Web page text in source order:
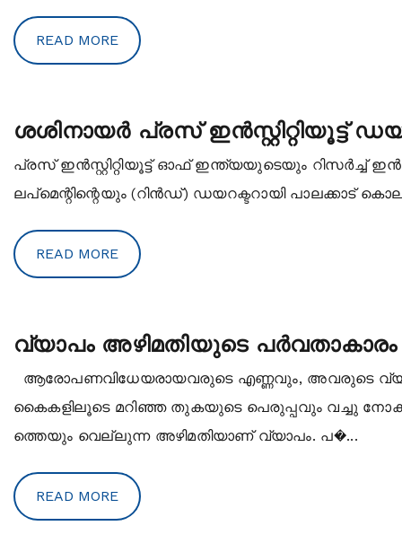
READ MORE
ശശിനായര്‍ പ്രസ് ഇന്‍സ്റ്റിറ്റിയൂട്ട്
പ്രസ് ഇന്‍സ്റ്റിറ്റിയൂട്ട് ഓഫ് ഇന്ത്യയുടെയും റിസര്‍ച്ച്
ലപ്‌മെന്റിന്റെയും (റിന്‍ഡ്) ഡയറക്ടറായി പാലക്കാട്
READ MORE
വ്യാപം അഴിമതിയുടെ പര്‍വതാകാരം
ആരോപണവിധേയരായവരുടെ എണ്ണവും, അവരുടെ
കൈകളിലൂടെ മറിഞ്ഞ തുകയുടെ പെരുപ്പവും വച്ചു
ത്തെയും വെല്ലുന്ന അഴിമതിയാണ് വ്യാപം. പ�...
READ MORE